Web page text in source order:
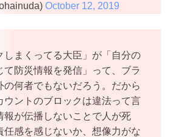
October 12, 2019
しまくってる大臣」が「自分の
て防災情報を発信」って、ブラ
の何者でもないだろう。だから
ウントのブロックは違法って言
報が伝播しないことで人が死
任感を感じないか、想像力がな